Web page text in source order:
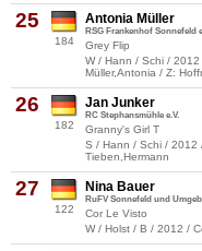
25
184
Antonia Müller
RSG Frankenhof Sonnefeld
Grey Flip
W / Hann / Schi /
Müller,Antonia / Z:
26
182
Jan Junker
RC Stephansmühle e.V.
Granny's Girl T
S / Hann / Schi / 2012
Tieben,Hermann
27
122
Nina Bauer
RuFV Sonnefeld und
Cor Le Visto
W / Holst / B / 2012 /